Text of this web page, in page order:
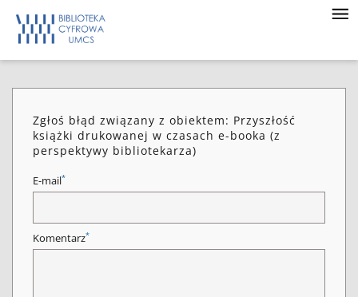
Zgłoś błąd związany z obiektem: Przyszłość
książki drukowanej w czasach e-booka (z
perspektywy bibliotekarza)
E-mail*
Komentarz*